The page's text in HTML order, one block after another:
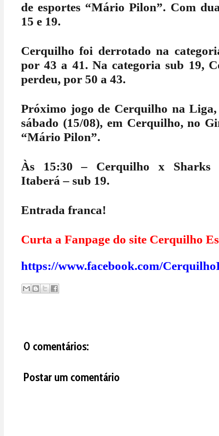
de esportes “Mário Pilon”. Com
15 e 19.
Cerquilho foi derrotado na
por 43 a 41. Na categoria sub 19,
perdeu, por 50 a 43.
Próximo jogo de Cerquilho na
sábado (15/08), em Cerquilho, no
“Mário Pilon”.
Às 15:30 – Cerquilho x Sharks
Itaberá – sub 19.
Entrada franca!
Curta a Fanpage do site Cerquilho
https://www.facebook.com/
0 comentários:
Postar um comentário